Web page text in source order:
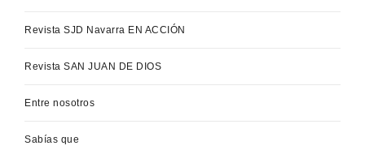
Revista SJD Navarra EN ACCIÓN
Revista SAN JUAN DE DIOS
Entre nosotros
Sabías que